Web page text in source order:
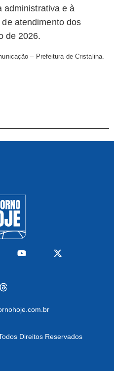
administrativa e à
atendimento dos
de 2026.
– Prefeitura de Cristalina.
Direitos Reservados